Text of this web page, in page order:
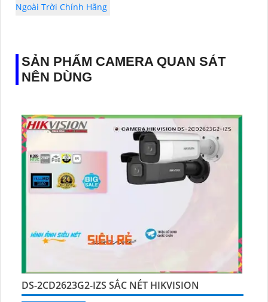
Ngoài Trời Chính Hãng
SẢN PHẨM CAMERA QUAN SÁT
NÊN DÙNG
DS-2CD2623G2-IZS SẮC NÉT HIKVISION